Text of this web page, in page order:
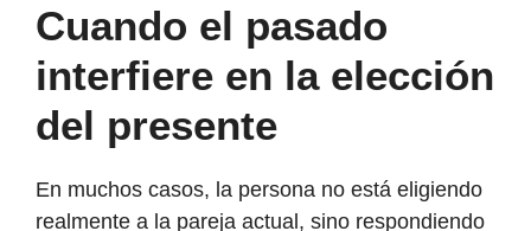
Cuando el pasado
interfiere en la elección
del presente
En muchos casos, la persona no está eligiendo
realmente a la pareja actual, sino respondiendo